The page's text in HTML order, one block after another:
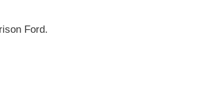
Ford.